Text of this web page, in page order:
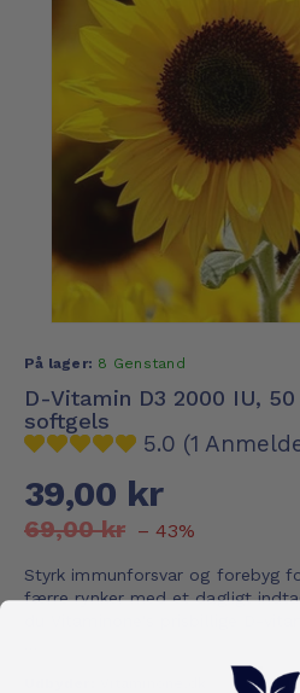
På lager: 8 Genstand
D-Vitamin D3 2000 IU,
softgels
5.0 (1
39,00 kr
69,00 kr – 43%
Styrk immunforsvar og forebyg
færre rynker med et dagligt
du Vitaminone's prisbillige D-